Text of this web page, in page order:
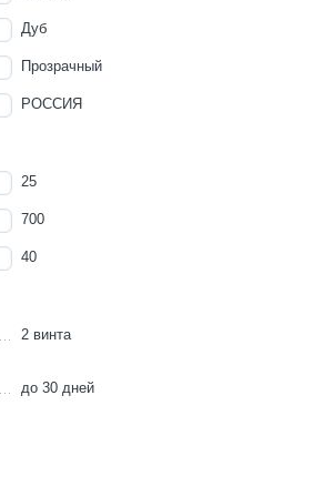
Дуб
Прозрачный
РОССИЯ
25
700
40
2 винта
до 30 дней